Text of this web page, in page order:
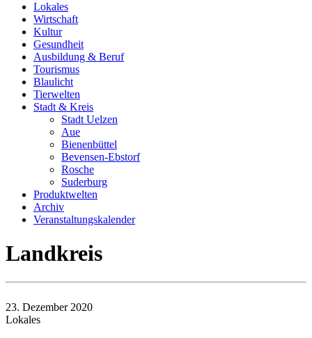
Lokales
Wirtschaft
Kultur
Gesundheit
Ausbildung & Beruf
Tourismus
Blaulicht
Tierwelten
Stadt & Kreis
Stadt Uelzen
Aue
Bienenbüttel
Bevensen-Ebstorf
Rosche
Suderburg
Produktwelten
Archiv
Veranstaltungskalender
Landkreis
23. Dezember 2020
Lokales